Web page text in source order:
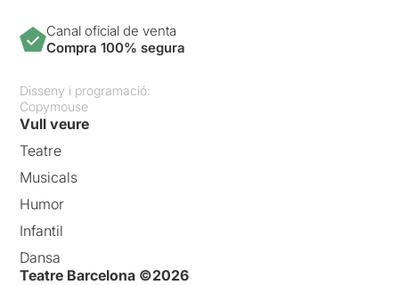
Canal oficial de venta
Compra 100% segura
Disseny i programació:
Copymouse
Vull veure
Teatre
Musicals
Humor
Infantil
Dansa
Teatre Barcelona ©2026